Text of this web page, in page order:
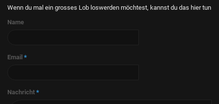
Wenn du mal ein grosses Lob loswerden möchtest, kannst du das hier tun
Name
Email *
Nachricht *